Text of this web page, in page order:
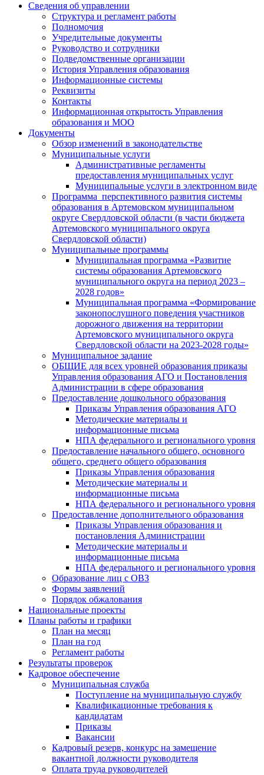
Сведения об управлении
Структура и регламент работы
Полномочия
Учредительные документы
Руководство и сотрудники
Подведомственные организации
История Управления образования
Информационные системы
Реквизиты
Контакты
Информационная открытость Управления
образования и МОО
Документы
Обзор изменений в законодательстве
Муниципальные услуги
Административные регламенты
предоставления муниципальных услуг
Муниципальные услуги в электронном виде
Программа перспективного развития системы
образования в Артемовском муниципальном
округе Свердловской области (в части бюджета
Артемовского муниципального округа
Свердловской области)
Муниципальные программы
Муниципальная программа «Развитие
системы образования Артемовского
муниципального округа на период 2023 –
2028 годов»
Муниципальная программа «Формирование
законопослушного поведения участников
дорожного движения на территории
Артемовского муниципального округа
Свердловской области на 2023-2028 годы»
Муниципальное задание
ОБЩИЕ для всех уровней образования приказы
Управления образования АГО и Постановления
Администрации в сфере образования
Предоставление дошкольного образования
Приказы Управления образования АГО
Методические материалы и
информационные письма
НПА федерального и регионального уровня
Предоставление начального общего, основного
общего, среднего общего образования
Приказы Управления образования
Методические материалы и
информационные письма
НПА федерального и регионального уровня
Предоставление дополнительного образования
Приказы Управления образования и
постановления Администрации
Методические материалы и
информационные письма
НПА федерального и регионального уровня
Образование лиц с ОВЗ
Формы заявлений
Порядок обжалования
Национальные проекты
Планы работы и графики
План на месяц
План на год
Регламент работы
Результаты проверок
Кадровое обеспечение
Муниципальная служба
Поступление на муниципальную службу
Квалификационные требования к
кандидатам
Приказы
Вакансии
Кадровый резерв, конкурс на замещение
вакантной должности руководителя
Оплата труда руководителей